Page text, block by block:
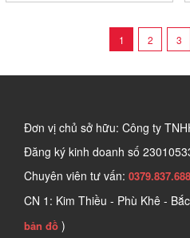
1 2 3
Đơn vị chủ sở hữu: Công ty
Đăng ký kinh doanh số
Chuyên viên tư vấn: 0379.837.688
CN 1: Kim Thiều - Phù Khê -
bản đồ )